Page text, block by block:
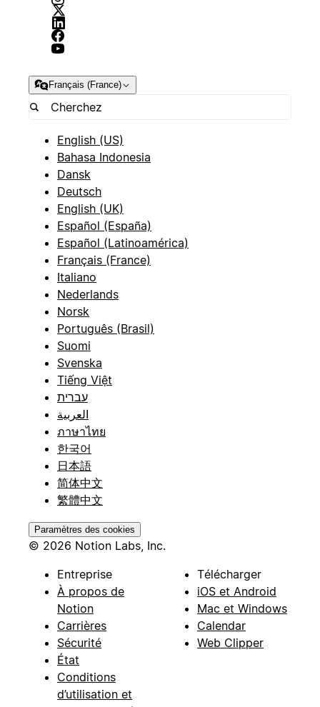
Français (France)
English (US)
Bahasa Indonesia
Dansk
Deutsch
English (UK)
Español (España)
Español (Latinoamérica)
Français (France)
Italiano
Nederlands
Norsk
Português (Brasil)
Suomi
Svenska
Tiếng Việt
עברית
العربية
ภาษาไทย
한국어
日本語
简体中文
繁體中文
Paramètres des cookies
© 2026 Notion Labs, Inc.
Entreprise
À propos de
Notion
Carrières
Sécurité
État
Conditions
d’utilisation et
Télécharger
iOS et Android
Mac et Windows
Calendar
Web Clipper